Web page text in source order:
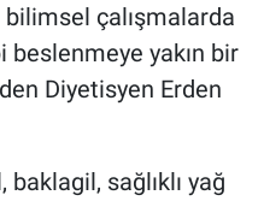
bilimsel çalışmalarda
beslenmeye yakın bir
Diyetisyen Erden
sağlıklı yağ